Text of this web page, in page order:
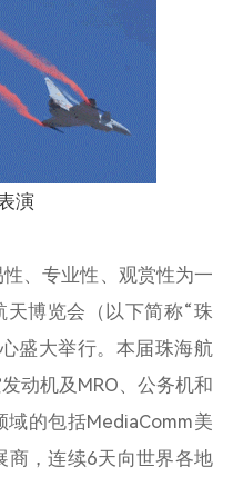
演
、专业性、观赏性为一
博览会（以下简称“珠
盛大举行。本届珠海航
动机及MRO、公务机和
的包括MediaComm美
商，连续6天向世界各地